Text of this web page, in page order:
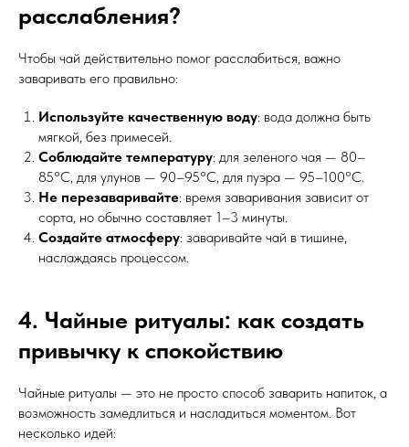
расслабления?
Чтобы чай действительно помог расслабиться, важно
заваривать его правильно:
Используйте качественную воду: вода должна быть
мягкой, без примесей.
Соблюдайте температуру: для зеленого чая — 80–
85°C, для улунов — 90–95°C, для пуэра — 95–100°C.
Не перезаваривайте: время заваривания зависит от
сорта, но обычно составляет 1–3 минуты.
Создайте атмосферу: заваривайте чай в тишине,
наслаждаясь процессом.
4. Чайные ритуалы: как создать
привычку к спокойствию
Чайные ритуалы — это не просто способ заварить напиток, а
возможность замедлиться и насладиться моментом. Вот
несколько идей: